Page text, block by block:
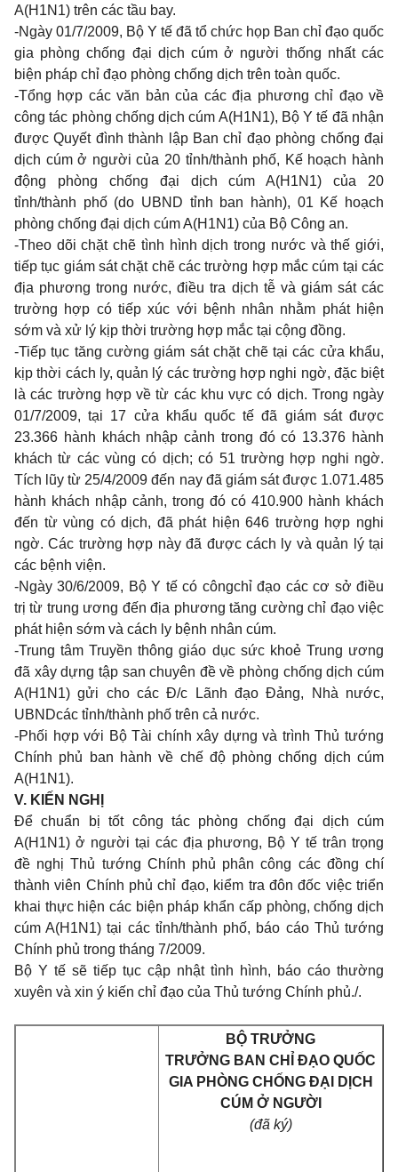
A(H1N1) trên các tầu bay.
-Ngày 01/7/2009, Bộ Y tế đã tổ chức họp Ban chỉ đạo quốc
gia phòng chống đại dịch cúm ở người thống nhất các
biện pháp chỉ đạo phòng chống dịch trên toàn quốc.
-Tổng hợp các văn bản của các địa phương chỉ đạo về
công tác phòng chống dịch cúm A(H1N1), Bộ Y tế đã nhận
được Quyết đình thành lập Ban chỉ đạo phòng chống đại
dịch cúm ở người của 20 tỉnh/thành phố, Kế hoạch hành
động phòng chống đại dịch cúm A(H1N1) của 20
tỉnh/thành phố (do UBND tỉnh ban hành), 01 Kế hoạch
phòng chống đại dịch cúm A(H1N1) của Bộ Công an.
-Theo dõi chặt chẽ tình hình dịch trong nước và thế giới,
tiếp tục giám sát chặt chẽ các trường hợp mắc cúm tại các
địa phương trong nước, điều tra dịch tễ và giám sát các
trường hợp có tiếp xúc với bệnh nhân nhằm phát hiện
sớm và xử lý kịp thời trường hợp mắc tại cộng đồng.
-Tiếp tục tăng cường giám sát chặt chẽ tại các cửa khẩu,
kịp thời cách ly, quản lý các trường hợp nghi ngờ, đặc biệt
là các trường hợp về từ các khu vực có dịch. Trong ngày
01/7/2009, tại 17 cửa khẩu quốc tế đã giám sát được
23.366 hành khách nhập cảnh trong đó có 13.376 hành
khách từ các vùng có dịch; có 51 trường hợp nghi ngờ.
Tích lũy từ 25/4/2009 đến nay đã giám sát được 1.071.485
hành khách nhập cảnh, trong đó có 410.900 hành khách
đến từ vùng có dịch, đã phát hiện 646 trường hợp nghi
ngờ. Các trường hợp này đã được cách ly và quản lý tại
các bệnh viện.
-Ngày 30/6/2009, Bộ Y tế có côngchỉ đạo các cơ sở điều
trị từ trung ương đến địa phương tăng cường chỉ đạo việc
phát hiện sớm và cách ly bệnh nhân cúm.
-Trung tâm Truyền thông giáo dục sức khoẻ Trung ương
đã xây dựng tập san chuyên đề về phòng chống dịch cúm
A(H1N1) gửi cho các Đ/c Lãnh đạo Đảng, Nhà nước,
UBNDcác tỉnh/thành phố trên cả nước.
-Phối hợp với Bộ Tài chính xây dựng và trình Thủ tướng
Chính phủ ban hành về chế độ phòng chống dịch cúm
A(H1N1).
V. KIẾN NGHỊ
Để chuẩn bị tốt công tác phòng chống đại dịch cúm
A(H1N1) ở người tại các địa phương, Bộ Y tế trân trọng
đề nghị Thủ tướng Chính phủ phân công các đồng chí
thành viên Chính phủ chỉ đạo, kiểm tra đôn đốc việc triển
khai thực hiện các biện pháp khẩn cấp phòng, chống dịch
cúm A(H1N1) tại các tỉnh/thành phố, báo cáo Thủ tướng
Chính phủ trong tháng 7/2009.
Bộ Y tế sẽ tiếp tục cập nhật tình hình, báo cáo thường
xuyên và xin ý kiến chỉ đạo của Thủ tướng Chính phủ./.
BỘ TRƯỞNG
TRƯỞNG BAN CHỈ ĐẠO QUỐC
GIA PHÒNG CHỐNG ĐẠI DỊCH
CÚM Ở NGƯỜI
(đã ký)